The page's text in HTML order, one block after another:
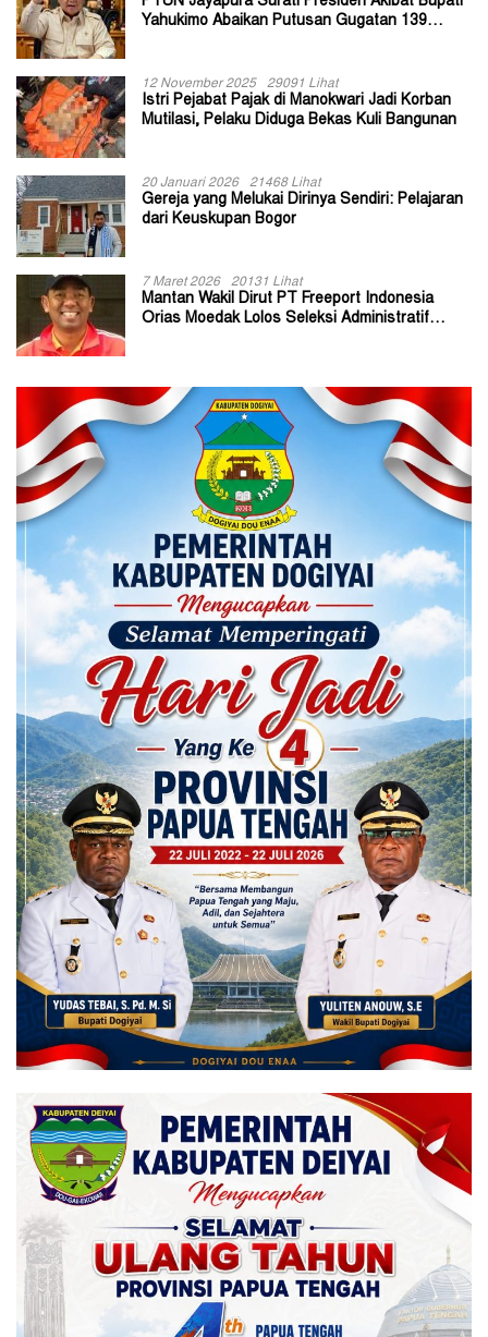
Yahukimo Abaikan Putusan Gugatan 139
12 November 2025 29091 Lihat
Istri Pejabat Pajak di Manokwari Jadi Korban
Mutilasi, Pelaku Diduga Bekas Kuli Bangunan
20 Januari 2026 21468 Lihat
Gereja yang Melukai Dirinya Sendiri: Pelajaran
dari Keuskupan Bogor
7 Maret 2026 20131 Lihat
Mantan Wakil Dirut PT Freeport Indonesia
Orias Moedak Lolos Seleksi Administratif